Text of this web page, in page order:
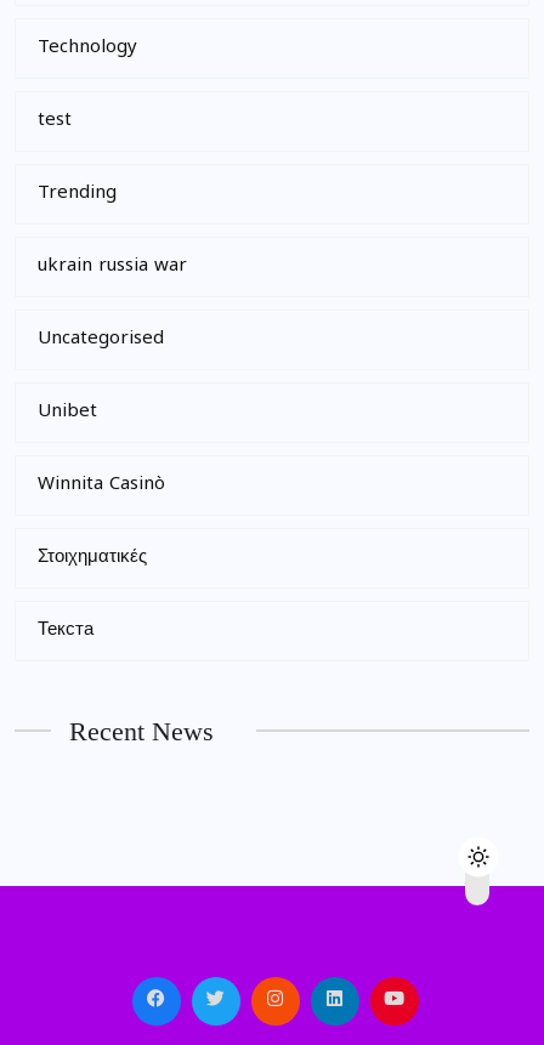
Technology
test
Trending
ukrain russia war
Uncategorised
Unibet
Winnita Casinò
Στοιχηματικές
Текста
Recent News